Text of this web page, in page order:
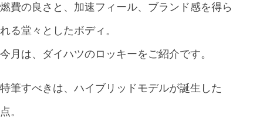
燃費の良さと、加速フィール、ブランド感を得ら
れる堂々としたボディ。
今月は、ダイハツのロッキーをご紹介です。
特筆すべきは、ハイブリッドモデルが誕生した
点。